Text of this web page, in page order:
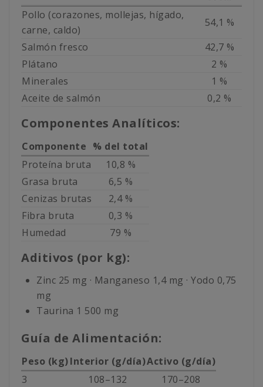
Pollo (corazones, mollejas, hígado,
carne, caldo)
54,1 %
Salmón fresco
42,7 %
Plátano
2 %
Minerales
1 %
Aceite de salmón
0,2 %
Componentes Analíticos:
Componente % del total
Proteína bruta
10,8 %
Grasa bruta
6,5 %
Cenizas brutas
2,4 %
Fibra bruta
0,3 %
Humedad
79 %
Aditivos (por kg):
Zinc 25 mg · Manganeso 1,4 mg · Yodo 0,75
mg
Taurina 1 500 mg
Guía de Alimentación:
Peso (kg)Interior (g/día)Activo (g/día)
3
108–132
170–208